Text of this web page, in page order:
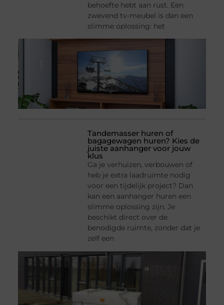
behoefte hebt aan rust. Een
zwevend tv-meubel is dan een
slimme oplossing: het
Tandemasser huren of
bagagewagen huren? Kies de
juiste aanhanger voor jouw
klus
Ga je verhuizen, verbouwen of
heb je extra laadruimte nodig
voor een tijdelijk project? Dan
kan een aanhanger huren een
slimme oplossing zijn. Je
beschikt direct over de
benodigde ruimte, zonder dat je
zelf een